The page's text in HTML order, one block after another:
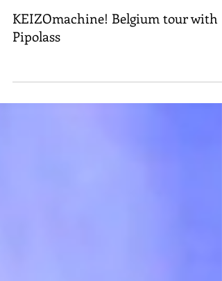
KEIZOmachine! Belgium tour with
Pipolass